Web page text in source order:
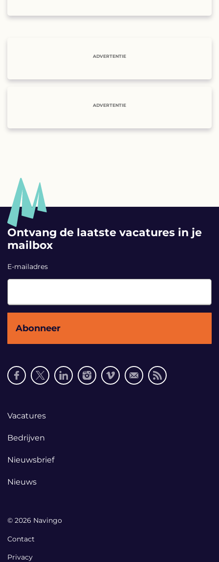
ADVERTENTIE
ADVERTENTIE
Ontvang de laatste vacatures in je
mailbox
E-mailadres
Social
media
Footer
Vacatures
Bedrijven
Nieuwsbrief
Nieuws
© 2026 Navingo
Contact
Privacy